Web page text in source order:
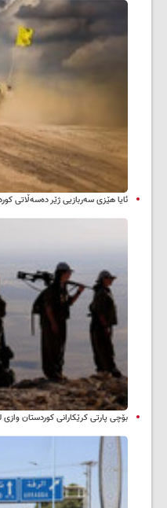
ئایا هێزی سەربازیی ژێر دەسەڵاتی
بۆچی پارتی کرێکارانی کوردستان وازی